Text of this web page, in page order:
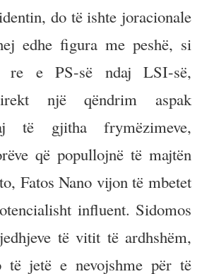
do të ishte joracionale
edhe figura me peshë, si
e PS-së ndaj LSI-së,
një qëndrim aspak
të gjitha frymëzimeve,
që popullojnë të majtën
Fatos Nano vijon të mbetet
influent. Sidomos
të vitit të ardhshëm,
jetë e nevojshme për të